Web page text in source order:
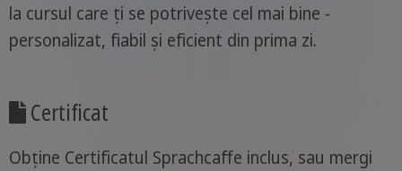
la cursul care ți se potrivește cel mai bine -
personalizat, fiabil și eficient din prima zi.
Certificat
Obține Certificatul Sprachcaffe inclus, sau mergi